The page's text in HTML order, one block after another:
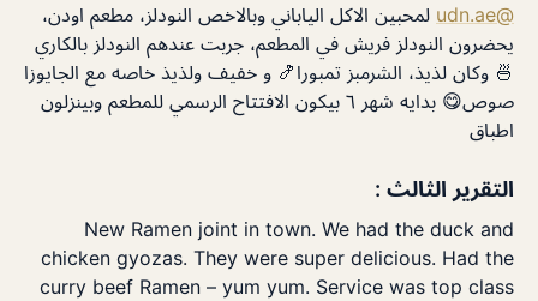
@udn.ae
لمحبين الاكل الياباني وبالاخص النودلز، مطعم اودن،
يحضرون النودلز فريش في المطعم، جربت عندهم النودلز بالكاري
🍜 وكان لذيذ، الشرمبز تمبورا🍤 و خفيف ولذيذ خاصه مع الجايوزا
صوص😋 بدايه شهر ٦ بيكون الافتتاح الرسمي للمطعم وبينزلون
اطباق
التقرير الثالث :
New Ramen joint in town. We had the duck and
chicken gyozas. They were super delicious. Had the
curry beef Ramen – yum yum. Service was top class